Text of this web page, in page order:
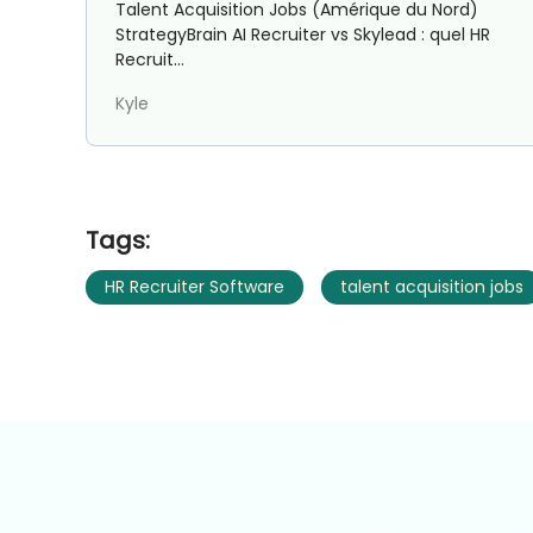
Talent Acquisition Jobs (Amérique du Nord)
StrategyBrain AI Recruiter vs Skylead : quel HR
Recruit...
Kyle
Tags:
HR Recruiter Software talent acquisition jobs